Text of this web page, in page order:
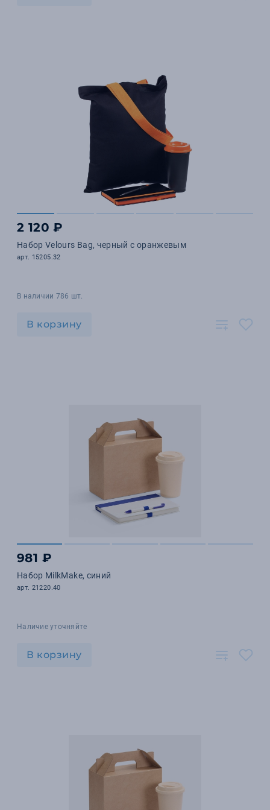
2 120 ₽
Набор Velours Bag, черный с оранжевым
арт. 15205.32
В наличии 786 шт.
В корзину
981 ₽
Набор MilkMake, синий
арт. 21220.40
Наличие уточняйте
В корзину